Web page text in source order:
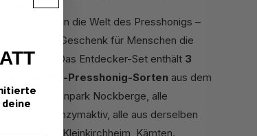
Einstieg in die Welt des Presshonigs –
perfekte Geschenk für Menschen die
schätzen. Das Entdecker-Set enthält 3
Bio-Presshonig-Sorten aus dem
Biosphärenpark Nockberge, alle
alle enzymaktiv, alle aus derselben
in Bad Kleinkirchheim, Kärnten.
deine